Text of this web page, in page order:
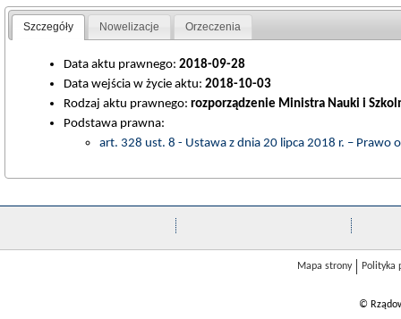
Szczegóły Nowelizacje Orzeczenia
Data aktu prawnego: 2018-09-28
Data wejścia w życie aktu: 2018-10-03
Rodzaj aktu prawnego: rozporządzenie Ministra Nauki i
Podstawa prawna:
art. 328 ust. 8 - Ustawa z dnia 20 lipca 2018 r. – Prawo
Mapa strony Polityka
©